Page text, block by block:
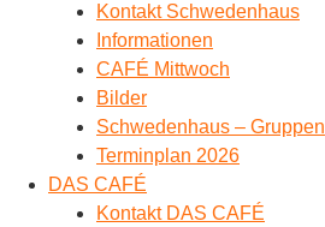
Kontakt Schwedenhaus
Informationen
CAFÉ Mittwoch
Bilder
Schwedenhaus – Gruppen
Terminplan 2026
DAS CAFÉ
Kontakt DAS CAFÉ